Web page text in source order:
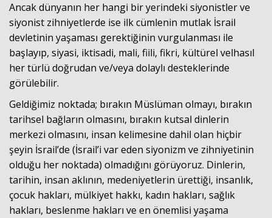
Ancak dünyanın her hangi bir yerindeki siyonistler ve
siyonist zihniyetlerde ise ilk cümlenin mutlak İsrail
devletinin yaşaması gerektiğinin vurgulanması ile
başlayıp, siyasi, iktisadi, mali, fiili, fikri, kültürel velhasıl
her türlü doğrudan ve/veya dolaylı desteklerinde
görülebilir.
Geldiğimiz noktada; bırakın Müslüman olmayı, bırakın
tarihsel bağların olmasını, bırakın kutsal dinlerin
merkezi olmasını, insan kelimesine dahil olan hiçbir
şeyin İsrail’de (İsrail’i var eden siyonizm ve zihniyetinin
olduğu her noktada) olmadığını görüyoruz. Dinlerin,
tarihin, insan aklının, medeniyetlerin ürettiği, insanlık,
çocuk hakları, mülkiyet hakkı, kadın hakları, sağlık
hakları, beslenme hakları ve en önemlisi yaşama